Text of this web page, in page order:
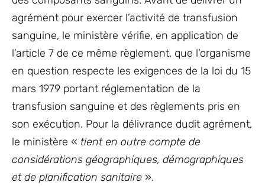
agrément pour exercer l’activité de transfusion
sanguine, le ministère vérifie, en application de
l’article 7 de ce même règlement, que l’organisme
en question respecte les exigences de la loi du 15
mars 1979 portant réglementation de la
transfusion sanguine et des règlements pris en
son exécution. Pour la délivrance dudit agrément,
le ministère « tient en outre compte de
considérations géographiques, démographiques
et de planification sanitaire ».